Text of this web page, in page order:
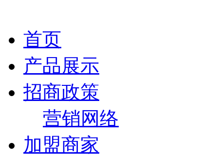
首页
产品展示
招商政策
营销网络
加盟商家